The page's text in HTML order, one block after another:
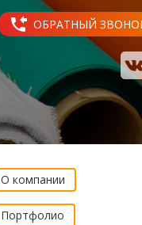
ОБРАТНЫЙ
О компании
Портфолио